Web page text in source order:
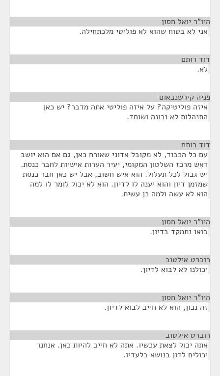
היו"ר יואל חסון
אני לא בטוח שהוא לא פוליטי מלכתחילה.
דוד רותם
לא.
פניה קירשנבאום
איזה פוליטיקה? על איזה פוליטי אתה מדבר? יש כאן
התנהלות לא נכונה ושוחד.
דוד רותם
עם כל הכבוד, לא מקובל אדוני שאורח כאן, גם אם הוא יושב
ראש מרכז השלטון המקומי, יעיר הערות אישיות לחבר כנסת.
יש גבול לכל תעלול. הוא איש חשוב, אבל יש כאן חבר כנסת
שמזמן דיון והוא יענה לו לדיון. הוא לא יכול לומר לו למה
הוא לא עשה ולמה כן עשית.
היו"ר יואל חסון
בואו נתמקד בדיון.
רוברט אילטוב
יכולנו לא לבוא לדיון.
היו"ר יואל חסון
זה נכון, הוא לא חייב לבוא לדיון.
רוברט אילטוב
אתה יכול לצאת עכשיו. אתה לא חייב להיות כאן. אנחנו
יכולים לדון בנושא בלעדיו.